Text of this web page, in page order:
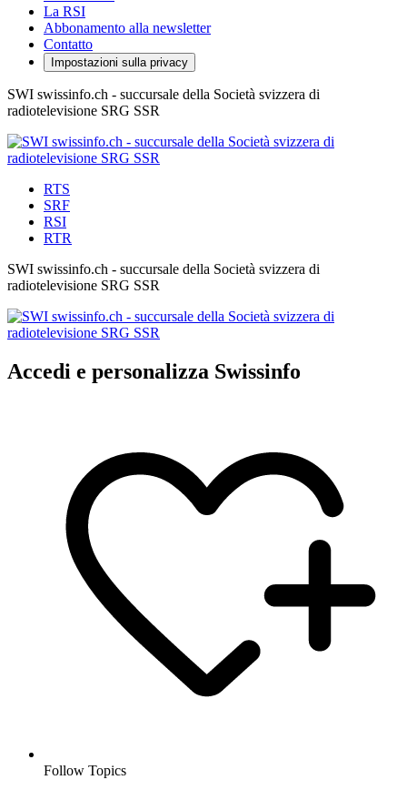
La RSI
Abbonamento alla newsletter
Contatto
Impostazioni sulla privacy
SWI swissinfo.ch - succursale della Società svizzera di
radiotelevisione SRG SSR
RTS
SRF
RSI
RTR
SWI swissinfo.ch - succursale della Società svizzera di
radiotelevisione SRG SSR
Accedi e personalizza Swissinfo
Follow Topics